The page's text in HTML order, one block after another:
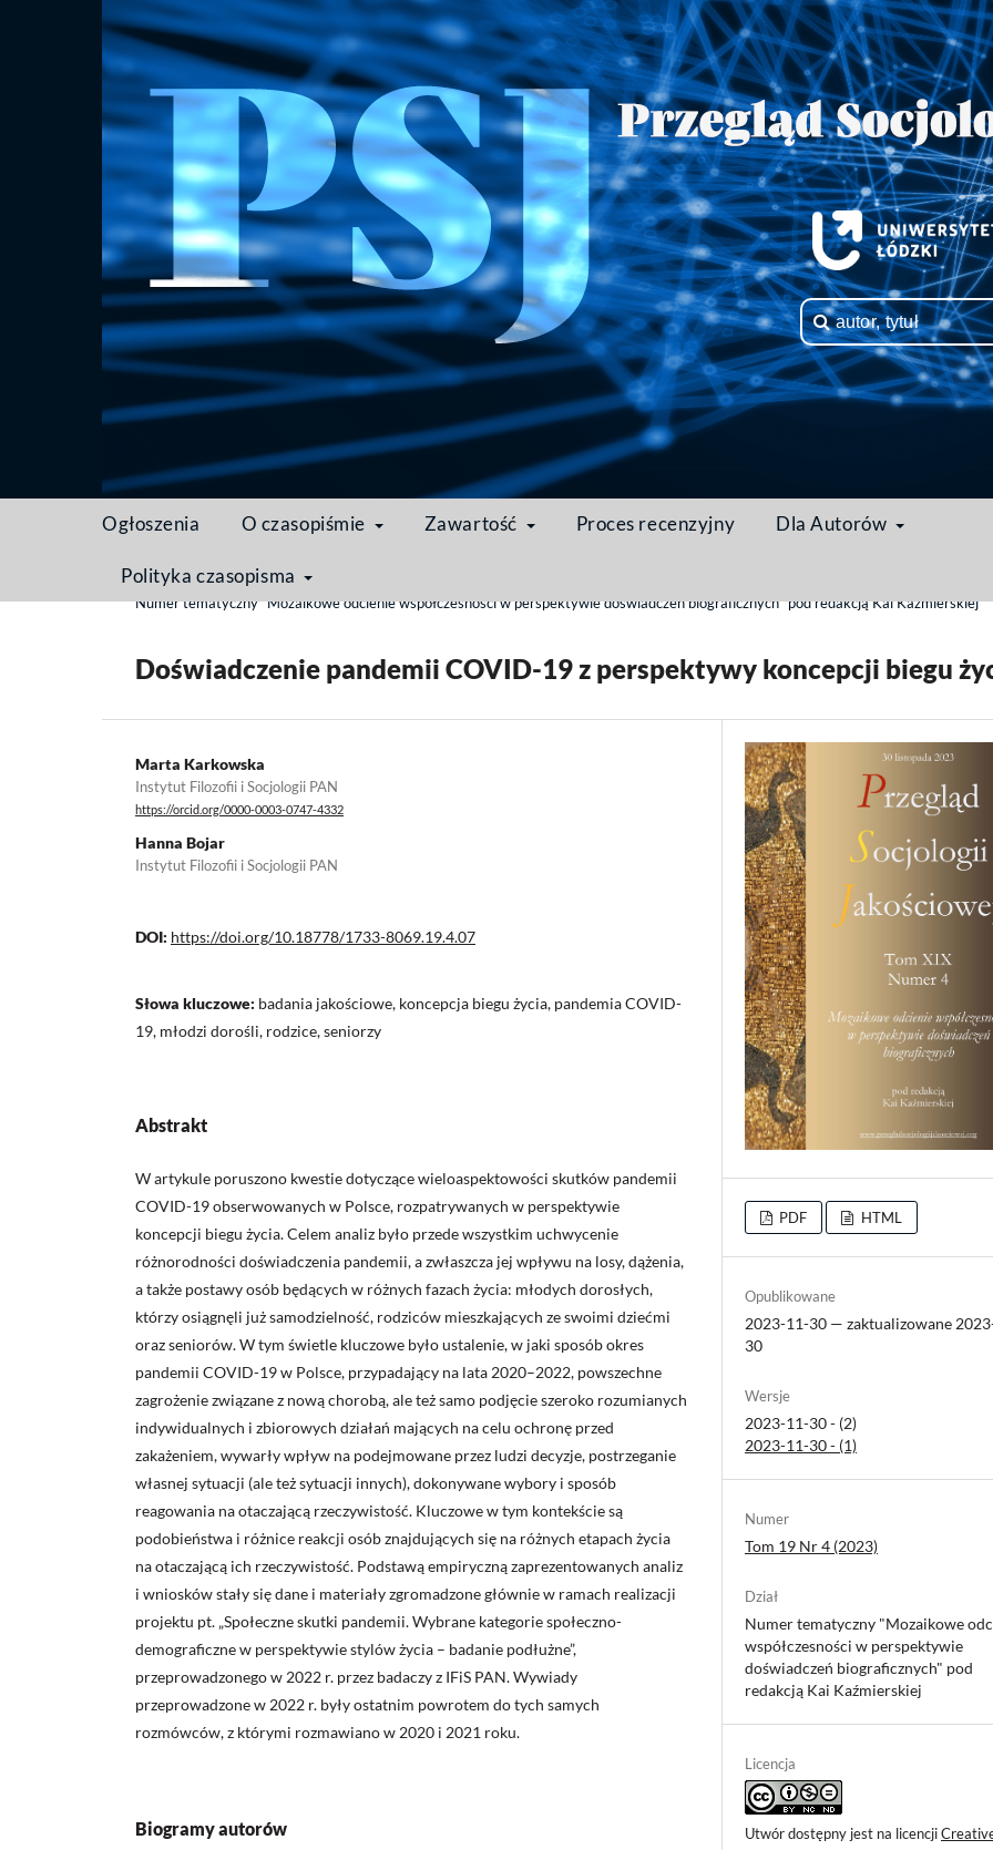
Ogłoszenia O czasopiśmie Zawartość Proces recenzyjny Dla Autorów
Polityka czasopisma
Strona domowa / Archiwum
Numer tematyczny "Mozaikowe odcienie współczesności w perspektywie doświadczeń biograficznych" pod redakcją Kai Kaźmierskiej
Doświadczenie pandemii COVID-19 z perspektywy koncepcji biegu
Marta Karkowska
Instytut Filozofii i Socjologii PAN
https://orcid.org/0000-0003-0747-4332
Hanna Bojar
Instytut Filozofii i Socjologii PAN
DOI: https://doi.org/10.18778/1733-8069.19.4.07
Słowa kluczowe: badania jakościowe, koncepcja biegu życia, pandemia COVID-
19, młodzi dorośli, rodzice, seniorzy
Abstrakt
W artykule poruszono kwestie dotyczące wieloaspektowości skutków pandemii
COVID-19 obserwowanych w Polsce, rozpatrywanych w perspektywie
koncepcji biegu życia. Celem analiz było przede wszystkim uchwycenie
różnorodności doświadczenia pandemii, a zwłaszcza jej wpływu na losy, dążenia,
a także postawy osób będących w różnych fazach życia: młodych dorosłych,
którzy osiągnęli już samodzielność, rodziców mieszkających ze swoimi dziećmi
oraz seniorów. W tym świetle kluczowe było ustalenie, w jaki sposób okres
pandemii COVID-19 w Polsce, przypadający na lata 2020–2022, powszechne
zagrożenie związane z nową chorobą, ale też samo podjęcie szeroko rozumianych
indywidualnych i zbiorowych działań mających na celu ochronę przed
zakażeniem, wywarły wpływ na podejmowane przez ludzi decyzje, postrzeganie
własnej sytuacji (ale też sytuacji innych), dokonywane wybory i sposób
reagowania na otaczającą rzeczywistość. Kluczowe w tym kontekście są
podobieństwa i różnice reakcji osób znajdujących się na różnych etapach życia
na otaczającą ich rzeczywistość. Podstawą empiryczną zaprezentowanych analiz
i wniosków stały się dane i materiały zgromadzone głównie w ramach realizacji
projektu pt. „Społeczne skutki pandemii. Wybrane kategorie społeczno-
demograficzne w perspektywie stylów życia – badanie podłużne”,
przeprowadzonego w 2022 r. przez badaczy z IFiS PAN. Wywiady
przeprowadzone w 2022 r. były ostatnim powrotem do tych samych
rozmówców, z którymi rozmawiano w 2020 i 2021 roku.
Biogramy autorów
PDF HTML
Opublikowane
2023-11-30 — zaktualizowane
30
Wersje
2023-11-30 - (2)
2023-11-30 - (1)
Numer
Tom 19 Nr 4 (2023)
Dział
Numer tematyczny "Mozaikowe
współczesności w perspektywie
doświadczeń biograficznych" pod
redakcją Kai Kaźmierskiej
Licencja
Utwór dostępny jest na licencji